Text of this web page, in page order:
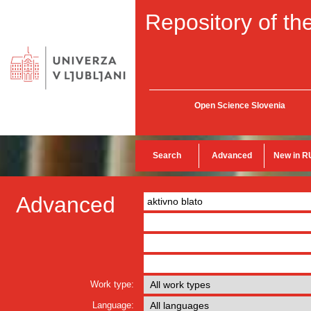
Repository of
Open Science Slovenia
Search Advanced New in
Advanced
Work type:
Language: